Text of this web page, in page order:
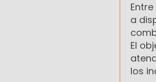
a
El
los